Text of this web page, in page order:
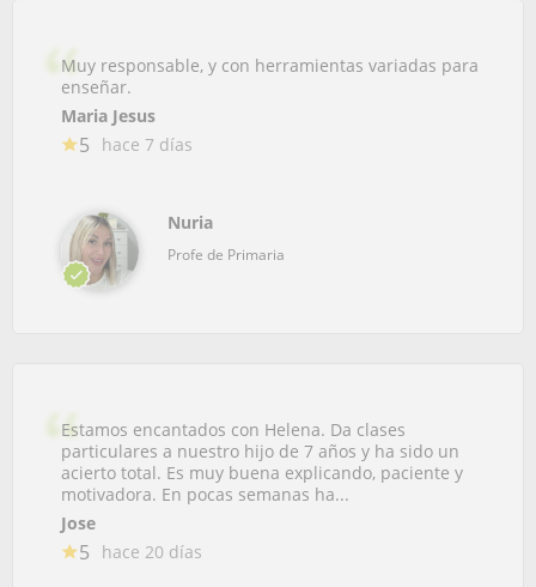
Muy responsable, y con herramientas variadas para
enseñar.
Maria Jesus
5 hace 7 días
Nuria
Profe de Primaria
Estamos encantados con Helena. Da clases
particulares a nuestro hijo de 7 años y ha sido un
acierto total. Es muy buena explicando, paciente y
motivadora. En pocas semanas ha...
Jose
5 hace 20 días